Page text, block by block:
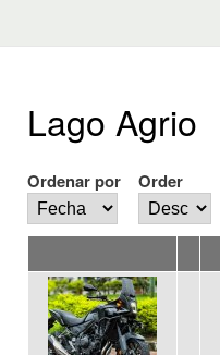
Lago Agrio
Ordenar por Order